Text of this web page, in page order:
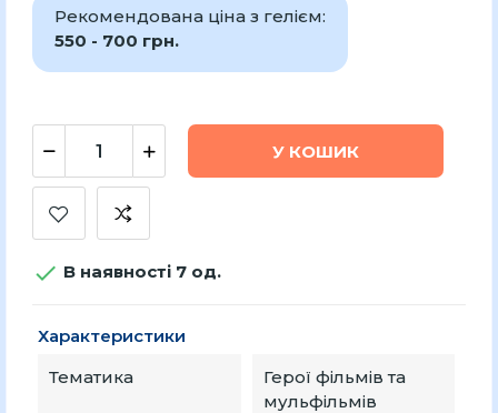
Рекомендована ціна з гелієм:
550 - 700 грн.
У КОШИК
 В наявності 7 од.
Характеристики
Тематика
Герої фільмів та
мульфільмів